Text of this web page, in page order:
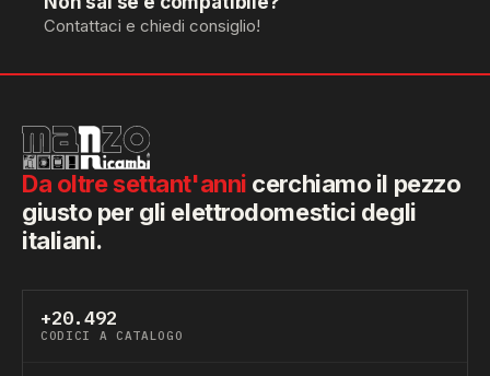
Contattaci e chiedi consiglio!
Da oltre settant'anni cerchiamo il pezzo
giusto per gli elettrodomestici degli
italiani.
+20.492
CODICI A CATALOGO